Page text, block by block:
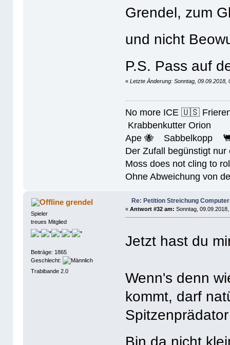
Grendel, zum
und nicht
P.S. Pass auf
«Letzte Änderung: Sonntag, 09.09.2018,
No more ICE 🇺🇸
Krabbenkutter Orion
Ape 🐝 Sabbelkopp
Der Zufall begünstigt
Moss does not cling to
Ohne Abweichung von
grendel
Spieler
treues Mitglied
Beiträge: 1865
Geschlecht:
Trabibande 2.0
Re: Petition Streichung
«Antwort #32 am: Sonntag,
Jetzt hast du
Wenn's denn
kommt, darf
Bin da nicht